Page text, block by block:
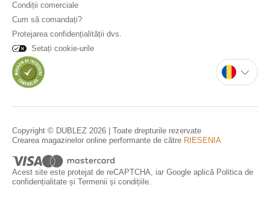
Condiții comerciale
Cum să comandați?
Protejarea confidențialității dvs.
Setați cookie-urile
Copyright © DUBLEZ 2026 | Toate drepturile rezervate
Crearea magazinelor online performante de către RIESENIA
Acest site este protejat de reCAPTCHA, iar Google aplică Politica de
confidențialitate și Termenii și condițiile.